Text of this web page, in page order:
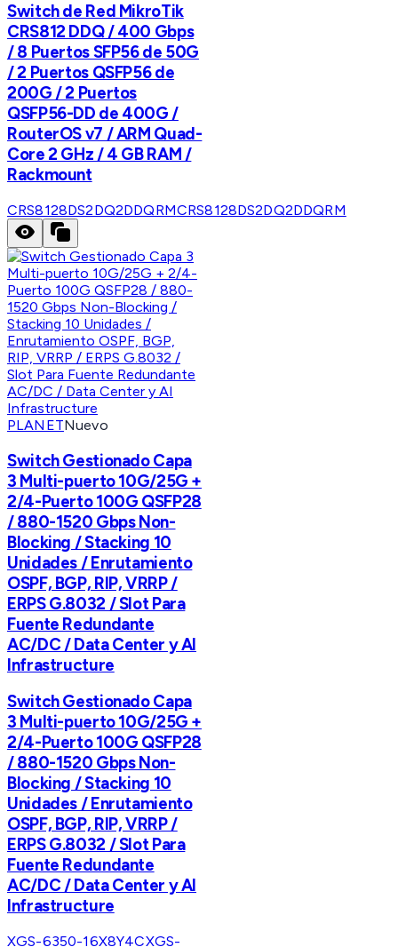
Switch de Red MikroTik
CRS812 DDQ / 400 Gbps
/ 8 Puertos SFP56 de 50G
/ 2 Puertos QSFP56 de
200G / 2 Puertos
QSFP56-DD de 400G /
RouterOS v7 / ARM Quad-
Core 2 GHz / 4 GB RAM /
Rackmount
CRS8128DS2DQ2DDQRMCRS8128DS2DQ2DDQRM
PLANETNuevo
Switch Gestionado Capa
3 Multi-puerto 10G/25G +
2/4-Puerto 100G QSFP28
/ 880-1520 Gbps Non-
Blocking / Stacking 10
Unidades / Enrutamiento
OSPF, BGP, RIP, VRRP /
ERPS G.8032 / Slot Para
Fuente Redundante
AC/DC / Data Center y AI
Infrastructure
Switch Gestionado Capa
3 Multi-puerto 10G/25G +
2/4-Puerto 100G QSFP28
/ 880-1520 Gbps Non-
Blocking / Stacking 10
Unidades / Enrutamiento
OSPF, BGP, RIP, VRRP /
ERPS G.8032 / Slot Para
Fuente Redundante
AC/DC / Data Center y AI
Infrastructure
XGS-6350-16X8Y4CXGS-